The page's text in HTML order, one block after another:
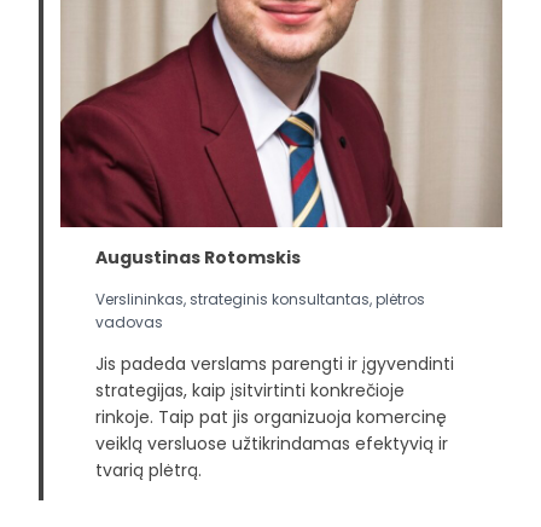
Augustinas Rotomskis
Verslininkas, strateginis konsultantas, plėtros
vadovas
Jis padeda verslams parengti ir įgyvendinti
strategijas, kaip įsitvirtinti konkrečioje
rinkoje. Taip pat jis organizuoja komercinę
veiklą versluose užtikrindamas efektyvią ir
tvarią plėtrą.